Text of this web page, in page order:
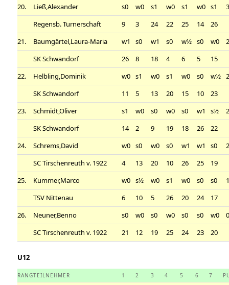
20.
Ließ,Alexander s0 w0 s1 w0 s1 w0 s1
Regensb. Turnerschaft
9 3 24 22 25 14
26
21.
Baumgärtel,Laura-Maria w1 s0 w1 s0 w½ s0 w0
SK Schwandorf
26 8 18 4 6 5
15
22.
Helbling,Dominik w0 s1 w0 s1 w0 s0 w½
SK Schwandorf
11 5 13 20 15 10
23
23.
Schmidt,Oliver s1 w0 s0 w0 s0 w1 s½
SK Schwandorf
14 2 9 19 18 26
22
24.
Schrems,David w0 s0 w0 s0 w1 w1 s0
SC Tirschenreuth v. 1922
4 13 20 10 26 25
19
25.
Kummer,Marco w0 s½ w0 s1 w0 s0 s0
TSV Nittenau
6 10 5 26 20 24
17
26.
Neuner,Benno s0 w0 s0 w0 s0 s0 w0
SC Tirschenreuth v. 1922
21 12 19 25 24 23 20
U12
RANGTEILNEHMER 1 2 3 4 5 6 7